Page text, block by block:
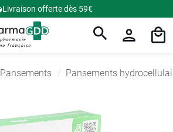
Livraison offerte dès 59€
Pansements Pansements